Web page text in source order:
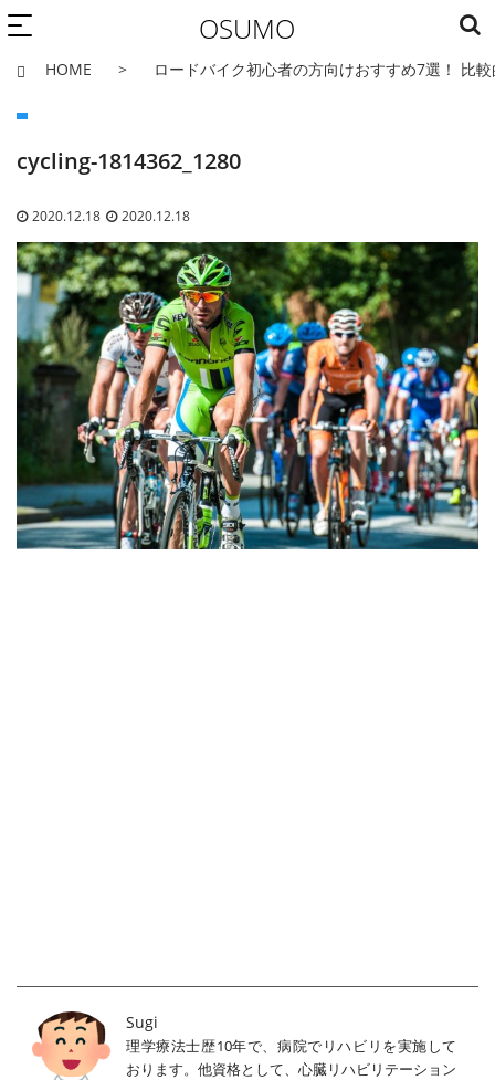
OSUMO
HOME ロードバイク初心者の方向けおすすめ7選！ 比
cycling-1814362_1280
2020.12.18 2020.12.18
Sugi
理学療法士歴10年で、病院でリハビリを実施して
おります。他資格として、心臓リハビリテーション